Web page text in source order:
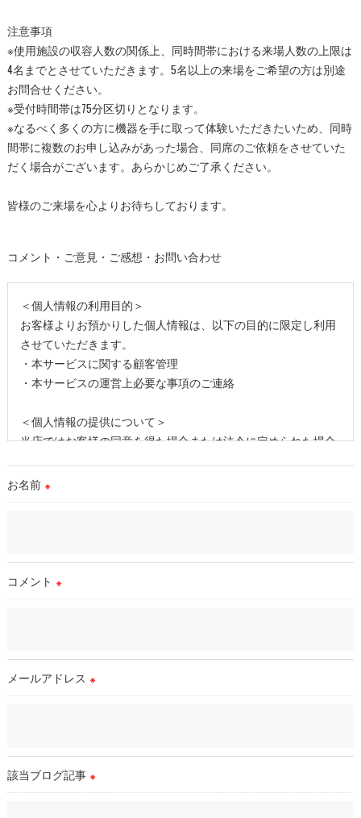
注意事項
※使用施設の収容人数の関係上、同時間帯における来場人数の上限は
4名までとさせていただきます。5名以上の来場をご希望の方は別途
お問合せください。
※受付時間帯は75分区切りとなります。
※なるべく多くの方に機器を手に取って体験いただきたいため、同時
間帯に複数のお申し込みがあった場合、同席のご依頼をさせていた
だく場合がございます。あらかじめご了承ください。
皆様のご来場を心よりお待ちしております。
コメント・ご意見・ご感想・お問い合わせ
＜個人情報の利用目的＞
お客様よりお預かりした個人情報は、以下の目的に限定し利用
させていただきます。
・本サービスに関する顧客管理
・本サービスの運営上必要な事項のご連絡
＜個人情報の提供について＞
当店ではお客様の同意を得た場合または法令に定められた場合
取得した個人情報を第三者に提供することはいたしません。
これらの委託先に対しては個人情報保護契約等の措置をとり、
適切な監督を行います。
理対策を実施します。
＜個人情報の開示･訂正・削除･利用停止の手続について＞
お名前 ※
コメント ※
メールアドレス ※
該当ブログ記事 ※